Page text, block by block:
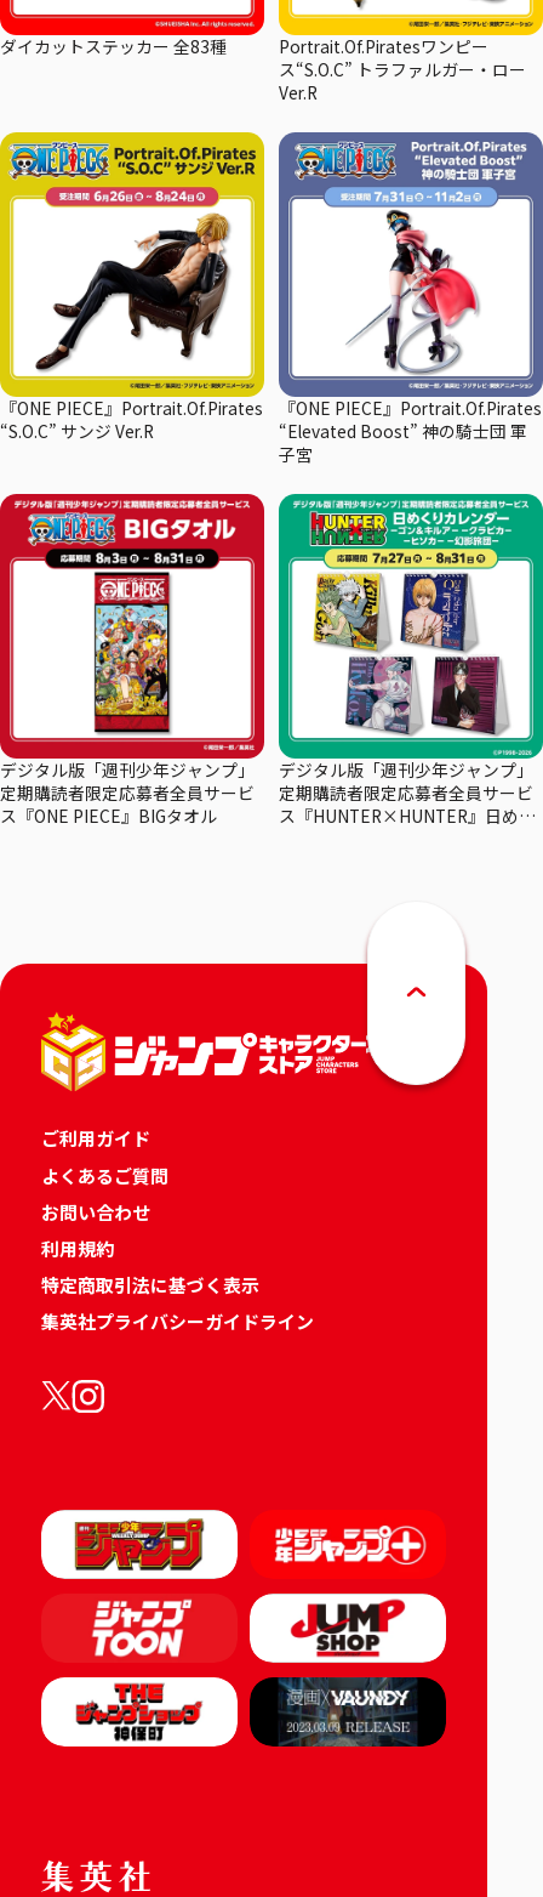
ダイカットステッカー 全83種
Portrait.Of.Piratesワンピー
ス“S.O.C” トラファルガー・ロー
Ver.R
『ONE PIECE』Portrait.Of.Pirates
“S.O.C” サンジ Ver.R
『ONE PIECE』Portrait.Of.Pirates
“Elevated Boost” 神の騎士団 軍
子宮
デジタル版「週刊少年ジャンプ」
定期購読者限定応募者全員サービ
ス『ONE PIECE』BIGタオル
デジタル版「週刊少年ジャンプ」
定期購読者限定応募者全員サービ
ス『HUNTER×HUNTER』日めく
ご利用ガイド
よくあるご質問
お問い合わせ
利用規約
特定商取引法に基づく表示
集英社プライバシーガイドライン